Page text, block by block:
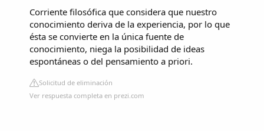
Corriente filosófica que considera que nuestro
conocimiento deriva de la experiencia, por lo que
ésta se convierte en la única fuente de
conocimiento, niega la posibilidad de ideas
espontáneas o del pensamiento a priori.
Solicitud de eliminación
Ver respuesta completa en prezi.com